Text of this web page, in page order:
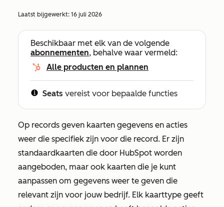
Laatst bijgewerkt: 16 juli 2026
Beschikbaar met elk van de volgende
abonnementen, behalve waar vermeld:
Alle producten en plannen
Seats vereist voor bepaalde functies
Op records geven kaarten gegevens en acties
weer die specifiek zijn voor die record. Er zijn
standaardkaarten die door HubSpot worden
aangeboden, maar ook kaarten die je kunt
aanpassen om gegevens weer te geven die
relevant zijn voor jouw bedrijf. Elk kaarttype geeft